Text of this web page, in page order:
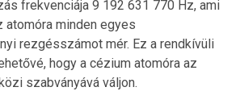
frekvenciája 9 192 631 770 Hz, ami
atomóra minden egyes
rezgésszámot mér. Ez a rendkívüli
hogy a cézium atomóra az
szabványává váljon.